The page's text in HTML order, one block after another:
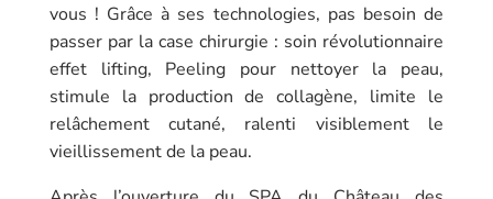
vous ! Grâce à ses technologies, pas besoin de
passer par la case chirurgie : soin révolutionnaire
effet lifting, Peeling pour nettoyer la peau,
stimule la production de collagène, limite le
relâchement cutané, ralenti visiblement le
vieillissement de la peau.